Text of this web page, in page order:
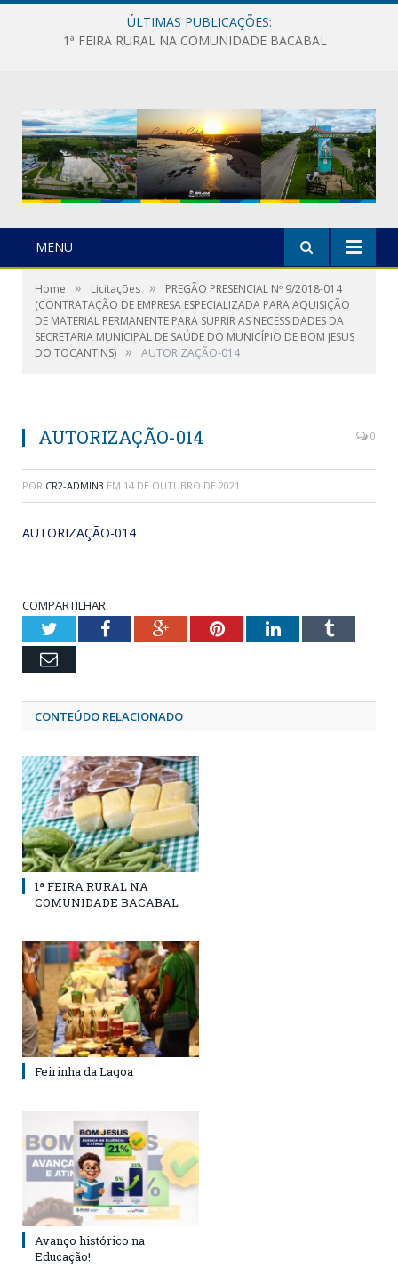
ÚLTIMAS PUBLICAÇÕES:
1ª FEIRA RURAL NA COMUNIDADE BACABAL
MENU
Home » Licitações »
PREGÃO PRESENCIAL Nº 9/2018-014
(CONTRATAÇÃO DE EMPRESA ESPECIALIZADA PARA AQUISIÇÃO
DE MATERIAL PERMANENTE PARA SUPRIR AS NECESSIDADES DA
SECRETARIA MUNICIPAL DE SAÚDE DO MUNICÍPIO DE BOM JESUS
DO TOCANTINS) » AUTORIZAÇÃO-014
AUTORIZAÇÃO-014 0
POR CR2-ADMIN3 EM 14 DE OUTUBRO DE 2021
AUTORIZAÇÃO-014
COMPARTILHAR:
TwitterFacebookGoogle+PinterestLinkedInTumblr
Email
CONTEÚDO RELACIONADO
1ª FEIRA RURAL NA
COMUNIDADE BACABAL
Feirinha da Lagoa
Avanço histórico na
Educação!